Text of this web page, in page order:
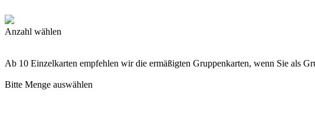
Anzahl wählen
Ab 10 Einzelkarten empfehlen wir die ermäßigten Gruppenkarten, wenn Sie als
Bitte Menge auswählen